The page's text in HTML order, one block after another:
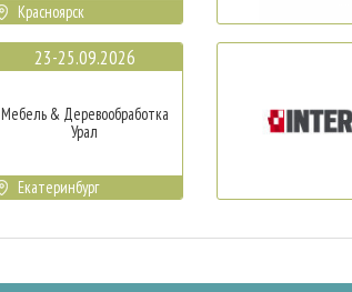
Красноярск
23-25.09.2026
Мебель & Деревообработка
Урал
Екатеринбург